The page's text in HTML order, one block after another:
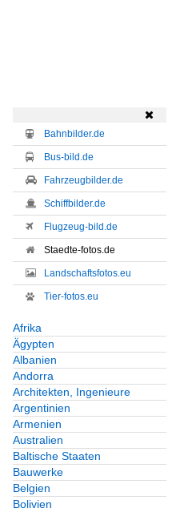

Bahnbilder.de
Bus-bild.de
Fahrzeugbilder.de
Schiffbilder.de
Flugzeug-bild.de
Staedte-fotos.de
Landschaftsfotos.eu
Tier-fotos.eu
Afrika
Ägypten
Albanien
Andorra
Architekten, Ingenieure
Argentinien
Armenien
Australien
Baltische Staaten
Bauwerke
Belgien
Bolivien